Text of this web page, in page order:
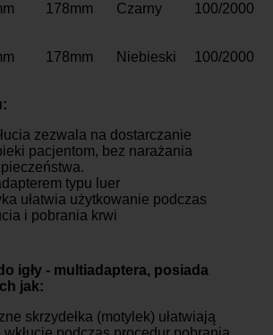
178mm Czarny 100/2000
178mm Niebieski 100/2000
zezwala na dostarczanie
pacjentom, bez narażania
typu luer
ułatwia użytkowanie podczas
i pobrania krwi
igły - multiadaptera, posiada
jak:
skrzydełka (motylek) ułatwiają